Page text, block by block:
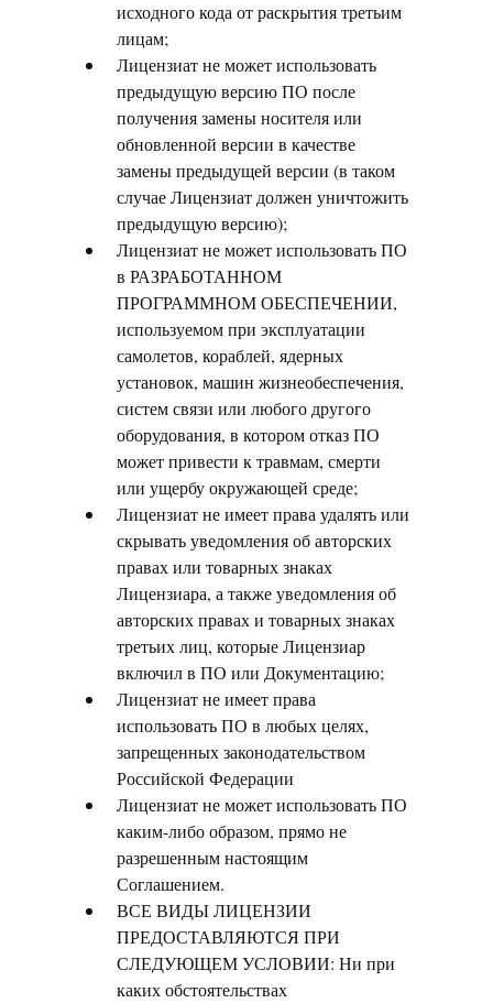
исходного кода от раскрытия третьим
лицам;
Лицензиат не может использовать
предыдущую версию ПО после
получения замены носителя или
обновленной версии в качестве
замены предыдущей версии (в таком
случае Лицензиат должен уничтожить
предыдущую версию);
Лицензиат не может использовать ПО
в РАЗРАБОТАННОМ
ПРОГРАММНОМ ОБЕСПЕЧЕНИИ,
используемом при эксплуатации
самолетов, кораблей, ядерных
установок, машин жизнеобеспечения,
систем связи или любого другого
оборудования, в котором отказ ПО
может привести к травмам, смерти
или ущербу окружающей среде;
Лицензиат не имеет права удалять или
скрывать уведомления об авторских
правах или товарных знаках
Лицензиара, а также уведомления об
авторских правах и товарных знаках
третьих лиц, которые Лицензиар
включил в ПО или Документацию;
Лицензиат не имеет права
использовать ПО в любых целях,
запрещенных законодательством
Российской Федерации
Лицензиат не может использовать ПО
каким-либо образом, прямо не
разрешенным настоящим
Соглашением.
ВСЕ ВИДЫ ЛИЦЕНЗИИ
ПРЕДОСТАВЛЯЮТСЯ ПРИ
СЛЕДУЮЩЕМ УСЛОВИИ: Ни при
каких обстоятельствах